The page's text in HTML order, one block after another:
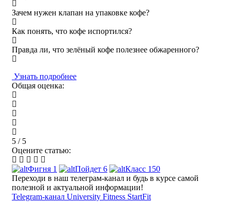
Зачем нужен клапан на упаковке кофе?
Как понять, что кофе испортился?
Правда ли, что зелёный кофе полезнее обжаренного?
Узнать подробнее
Общая оценка:
5 / 5
Оцените статью:
Фигня 1 Пойдет 6 Класс 150
Переходи в наш телеграм-канал и будь в курсе самой
полезной и актуальной информации!
Telegram-канал University Fitness StartFit